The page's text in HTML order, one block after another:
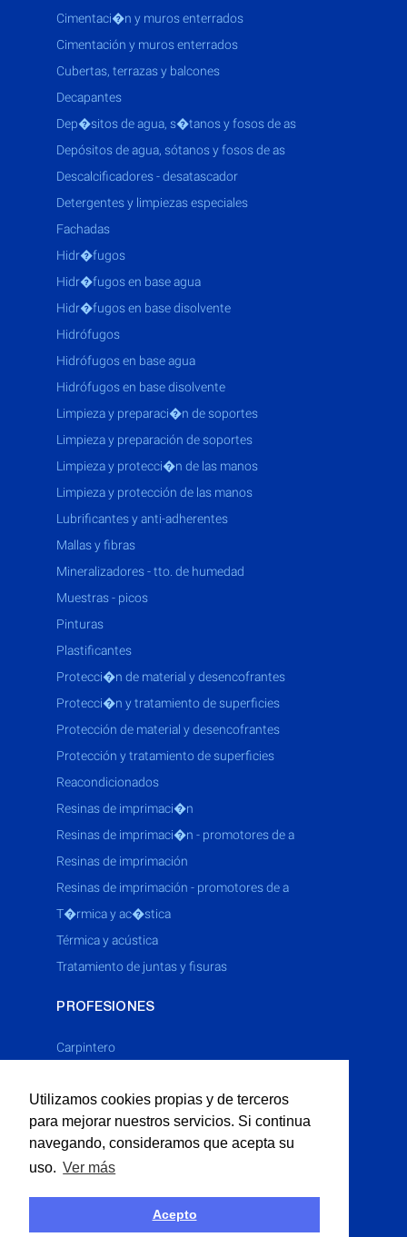
Utilizamos cookies propias y de terceros
para mejorar nuestros servicios. Si continua
navegando, consideramos que acepta su
uso. Ver más
Acepto
cimentaci�n y muros enterrados
cimentación y muros enterrados
cubertas, terrazas y balcones
decapantes
dep�sitos de agua, s�tanos y fosos de as
depósitos de agua, sótanos y fosos de as
descalcificadores - desatascador
detergentes y limpiezas especiales
fachadas
hidr�fugos
hidr�fugos en base agua
hidr�fugos en base disolvente
hidrófugos
hidrófugos en base agua
hidrófugos en base disolvente
limpieza y preparaci�n de soportes
limpieza y preparación de soportes
limpieza y protecci�n de las manos
limpieza y protección de las manos
lubrificantes y anti-adherentes
mallas y fibras
mineralizadores - tto. de humedad
muestras - picos
pinturas
plastificantes
protecci�n de material y desencofrantes
protecci�n y tratamiento de superficies
protección de material y desencofrantes
protección y tratamiento de superficies
reacondicionados
resinas de imprimaci�n
resinas de imprimaci�n - promotores de a
resinas de imprimación
resinas de imprimación - promotores de a
t�rmica y ac�stica
térmica y acústica
tratamiento de juntas y fisuras
PROFESIONES
Carpintero
Electricista
Fontanero
Limpieza Industrial
Multiservicios
Obras Públicas